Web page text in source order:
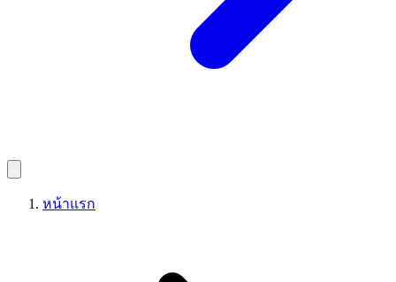
หน้าแรก